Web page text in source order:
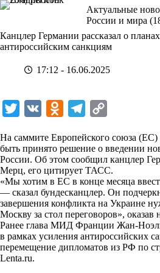
Перейти
Актуальные
России и мира
Канцлер Германии рассказал о
антироссийским санкциям
17:12 - 16.06.2025
i
t
t
e
r
n
o
k
l
a
s
s
l
e
g
r
a
m
p
y
L
i
n
k
На саммите Европейского союза
быть принято решение о введении
России. Об этом сообщил канцлер
Мерц, его цитирует ТАСС.
«Мы хотим в ЕС в конце месяца
— сказал бундесканцлер. Он
завершения конфликта на Украине
Москву за стол переговоров», оказав
Ранее глава МИД Франции Жан-
в рамках усиления антироссийских
перемещение дипломатов из РФ по
Lenta.ru.